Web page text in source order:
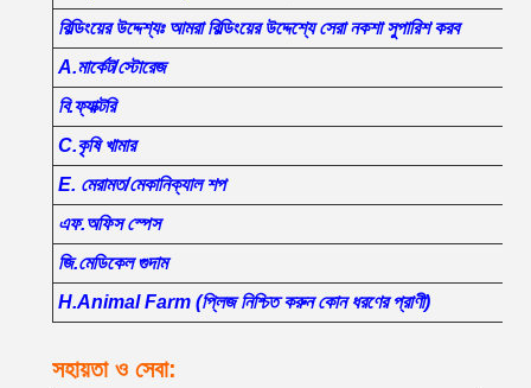
বিল্ডিংয়ের উদ্দেশ্যঃ আমরা বিল্ডিংয়ের উদ্দেশ্যে সেরা নকশা সুপারিশ করব
A.মার্কেট/স্টোরেজ
বি.ফ্যাক্টরি
C.কৃষি খামার
E. মেরামত/মেকানিক্যাল শপ
এফ.অফিস স্পেস
জি.মেডিকেল গুদাম
H.Animal Farm (প্লিজ নিশ্চিত করুন কোন ধরণের প্রাণী)
সহায়তা ও সেবা: